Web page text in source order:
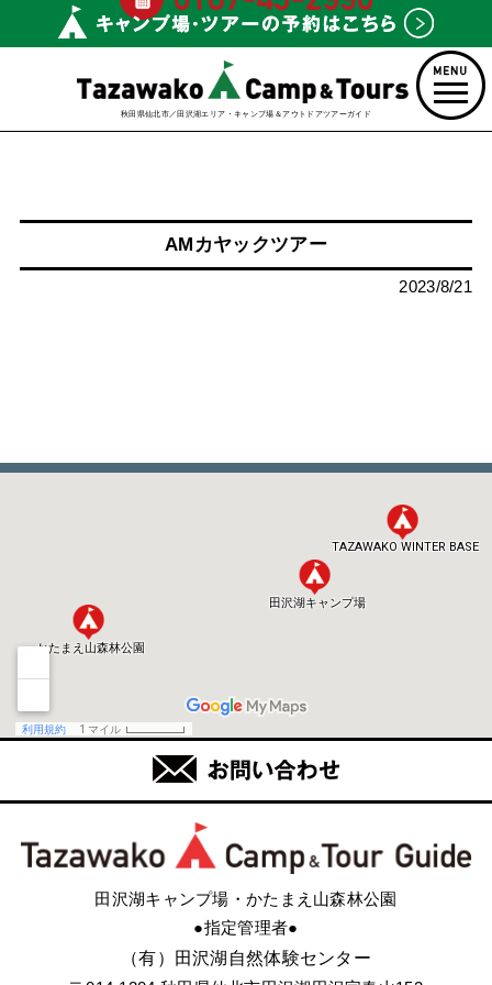
秋田県仙北市／田沢湖エリア・キャンプ場＆アウトドアツアーガイド
AMカヤックツアー
2023/8/21
田沢湖キャンプ場・かたまえ山森林公園
●指定管理者●
（有）田沢湖自然体験センター